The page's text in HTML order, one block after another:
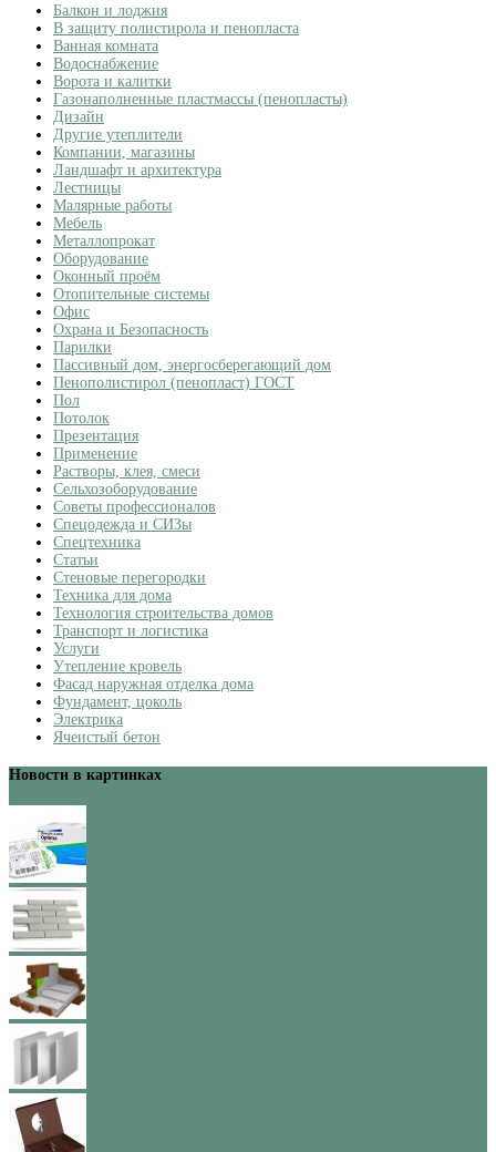
Балкон и лоджия
В защиту полистирола и пенопласта
Ванная комната
Водоснабжение
Ворота и калитки
Газонаполненные пластмассы (пенопласты)
Дизайн
Другие утеплители
Компании, магазины
Ландшафт и архитектура
Лестницы
Малярные работы
Мебель
Металлопрокат
Оборудование
Оконный проём
Отопительные системы
Офис
Охрана и Безопасность
Парилки
Пассивный дом, энергосберегающий дом
Пенополистирол (пенопласт) ГОСТ
Пол
Потолок
Презентация
Применение
Растворы, клея, смеси
Сельхозоборудование
Советы профессионалов
Спецодежда и СИЗы
Спецтехника
Статьи
Стеновые перегородки
Техника для дома
Технология строительства домов
Транспорт и логистика
Услуги
Утепление кровель
Фасад наружная отделка дома
Фундамент, цоколь
Электрика
Ячеистый бетон
Новости в картинках